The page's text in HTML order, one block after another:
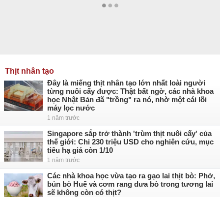
Thịt nhân tạo
Đây là miếng thịt nhân tạo lớn nhất loài người
từng nuôi cấy được: Thật bất ngờ, các nhà khoa
học Nhật Bản đã "trồng" ra nó, nhờ một cái lõi
máy lọc nước
1 năm trước
Singapore sắp trở thành 'trùm thịt nuôi cấy' của
thế giới: Chi 230 triệu USD cho nghiên cứu, mục
tiêu hạ giá còn 1/10
1 năm trước
Các nhà khoa học vừa tạo ra gạo lai thịt bò: Phở,
bún bò Huế và cơm rang dưa bò trong tương lai
sẽ không còn có thịt?